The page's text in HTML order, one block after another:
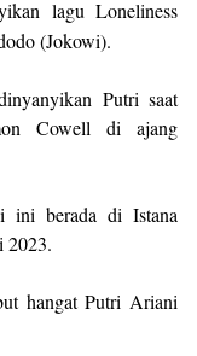
lagu Loneliness
(Jokowi).
Putri saat
Cowell di ajang
ini berada di Istana
2023.
hangat Putri Ariani